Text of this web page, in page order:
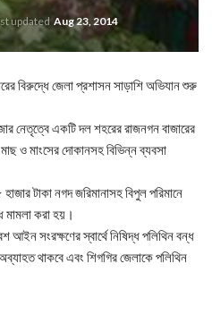
updated Aug 23, 2014
বিরুদ্ধে জেলা প্রশাসন সাড়াশি অভিযান শুরু
নেতৃত্বে একটি দল শহরের রাজনগন বাজারের
মাছ ও মাংসের দোকানসহ বিভিন্ন ব্যবসা
টাকা নগদ জরিমানাসহ বিপুল পরিমানে
মামলা করা হয়।
আইন সংরক্ষণের স্বার্থে নিষিদ্ধ পলিথিন বন্ধ
থাকবে এবং শিগগির জেলাকে পলিথিন